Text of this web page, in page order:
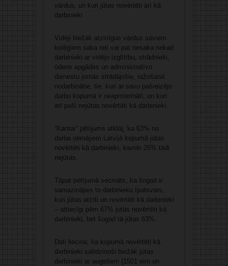
vārdus, un kuri jūtas novērtēti arī kā
darbinieki.
Vidēji biežāk atzinīgus vārdus saviem
kolēģiem saka reti vai pat nesaka nekad
darbinieki ar vidējo izglītību, strādnieki,
ūdens apgādes un administratīvo
dienestu jomās strādājošie, ražošanā
nodarbinātie, tie, kuri ar savu pašreizējo
darbu kopumā ir neapmierināti, un kuri
arī paši nejūtas novērtēti kā darbinieki.
“Kantar” pētījums atklāj, ka 63% no
darba ņēmējiem Latvijā kopumā jūtas
novērtēti kā darbinieki, kamēr 25% tādi
nejūtas.
Tāpat pētījumā secināts, ka šogad ir
samazinājies to darbinieku īpatsvars,
kuri jūtas atzīti un novērtēti kā darbinieki
– attiecīgi pērn 67% jutās novērtēti kā
darbinieki, bet šogad tā jūtas 63%.
Dati liecina, ka kopumā novērtēti kā
darbinieki salīdzinoši biežāk jūtas
darbinieki ar augstiem (1501 eiro un